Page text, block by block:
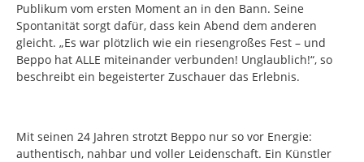
Publikum vom ersten Moment an in den Bann. Seine
Spontanität sorgt dafür, dass kein Abend dem anderen
gleicht. „Es war plötzlich wie ein riesengroßes Fest – und
Beppo hat ALLE miteinander verbunden! Unglaublich!“, so
beschreibt ein begeisterter Zuschauer das Erlebnis.
Mit seinen 24 Jahren strotzt Beppo nur so vor Energie:
authentisch, nahbar und voller Leidenschaft. Ein Künstler